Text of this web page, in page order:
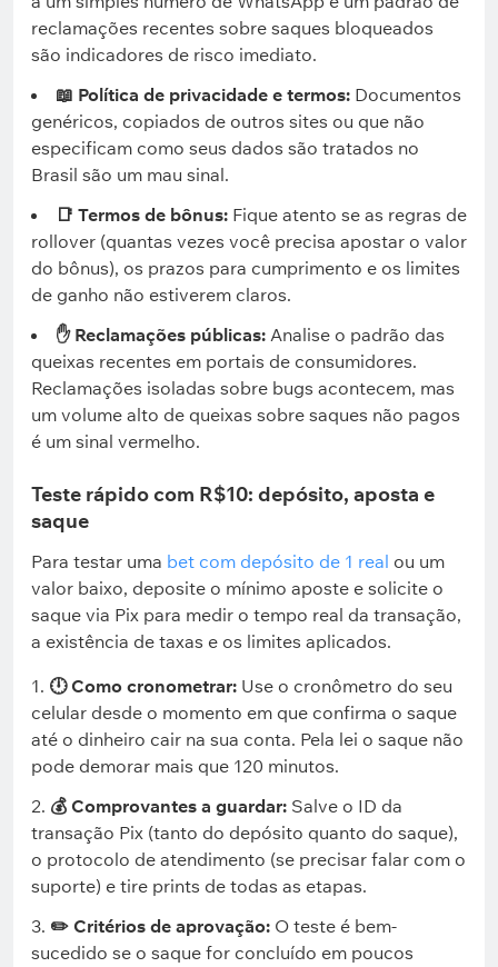
reclamações recentes sobre saques bloqueados
são indicadores de risco imediato.
📖 Política de privacidade e termos: Documentos
genéricos, copiados de outros sites ou que não
especificam como seus dados são tratados no
Brasil são um mau sinal.
📑 Termos de bônus: Fique atento se as regras de
rollover (quantas vezes você precisa apostar o valor
do bônus), os prazos para cumprimento e os limites
de ganho não estiverem claros.
✋ Reclamações públicas: Analise o padrão das
queixas recentes em portais de consumidores.
Reclamações isoladas sobre bugs acontecem, mas
um volume alto de queixas sobre saques não pagos
é um sinal vermelho.
Teste rápido com R$10: depósito, aposta e
saque
Para testar uma bet com depósito de 1 real ou um
valor baixo, deposite o mínimo aposte e solicite o
saque via Pix para medir o tempo real da transação,
a existência de taxas e os limites aplicados.
🕛 Como cronometrar: Use o cronômetro do seu
celular desde o momento em que confirma o saque
até o dinheiro cair na sua conta. Pela lei o saque não
pode demorar mais que 120 minutos.
💰 Comprovantes a guardar: Salve o ID da
transação Pix (tanto do depósito quanto do saque),
o protocolo de atendimento (se precisar falar com o
suporte) e tire prints de todas as etapas.
✏️ Critérios de aprovação: O teste é bem-
sucedido se o saque for concluído em poucos